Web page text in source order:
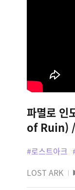
파멸로
of Ruin)
#로스트아크
LOST ARK